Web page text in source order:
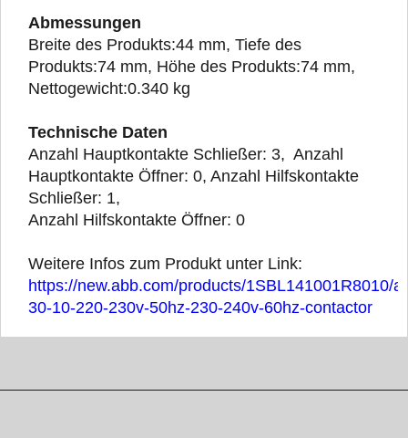
Abmessungen
Breite des Produkts:44 mm, Tiefe des
Produkts:74 mm, Höhe des Produkts:74 mm,
Nettogewicht:0.340 kg
Technische Daten
Anzahl Hauptkontakte Schließer: 3, Anzahl
Hauptkontakte Öffner: 0, Anzahl Hilfskontakte
Schließer: 1,
Anzahl Hilfskontakte Öffner: 0
Weitere Infos zum Produkt unter Link:
https://new.abb.com/products/1SBL141001R8010/
30-10-220-230v-50hz-230-240v-60hz-contactor